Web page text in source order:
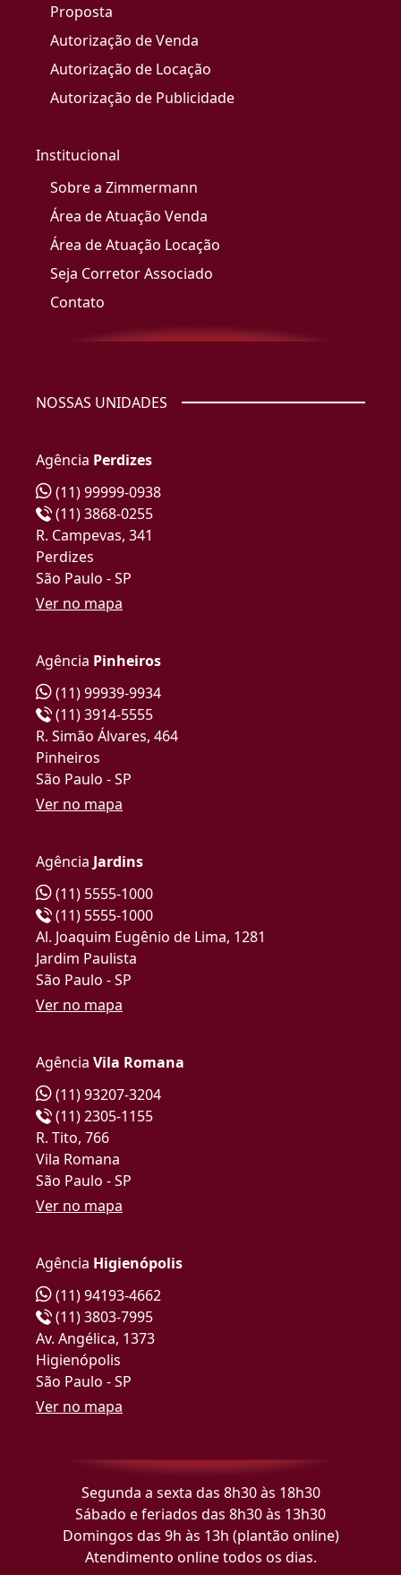
Proposta
Autorização de Venda
Autorização de Locação
Autorização de Publicidade
Institucional
Sobre a Zimmermann
Área de Atuação Venda
Área de Atuação Locação
Seja Corretor Associado
Contato
NOSSAS UNIDADES
Agência Perdizes
(11) 99999-0938
(11) 3868-0255
R. Campevas, 341
Perdizes
São Paulo - SP
Ver no mapa
Agência Pinheiros
(11) 99939-9934
(11) 3914-5555
R. Simão Álvares, 464
Pinheiros
São Paulo - SP
Ver no mapa
Agência Jardins
(11) 5555-1000
(11) 5555-1000
Al. Joaquim Eugênio de Lima, 1281
Jardim Paulista
São Paulo - SP
Ver no mapa
Agência Vila Romana
(11) 93207-3204
(11) 2305-1155
R. Tito, 766
Vila Romana
São Paulo - SP
Ver no mapa
Agência Higienópolis
(11) 94193-4662
(11) 3803-7995
Av. Angélica, 1373
Higienópolis
São Paulo - SP
Ver no mapa
Segunda a sexta das 8h30 às 18h30
Sábado e feriados das 8h30 às 13h30
Domingos das 9h às 13h (plantão online)
Atendimento online todos os dias.